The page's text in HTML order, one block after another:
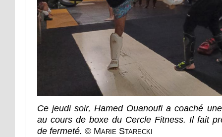
Ce jeudi soir, Hamed Ouanoufi a coaché
au cours de boxe du Cercle Fitness. Il fait
de fermeté. © Marie Starecki